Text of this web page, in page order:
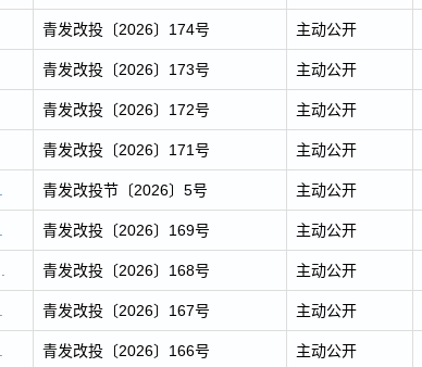
青发改投〔2026〕174号 主动公开
青发改投〔2026〕173号 主动公开
青发改投〔2026〕172号 主动公开
青发改投〔2026〕171号 主动公开
青发改投节〔2026〕5号 主动公开
青发改投〔2026〕169号 主动公开
青发改投〔2026〕168号 主动公开
青发改投〔2026〕167号 主动公开
青发改投〔2026〕166号 主动公开